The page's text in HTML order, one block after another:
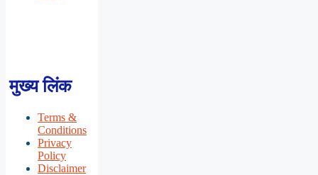
मुख्य लिंक
Terms &
Conditions
Privacy
Policy
Disclaimer